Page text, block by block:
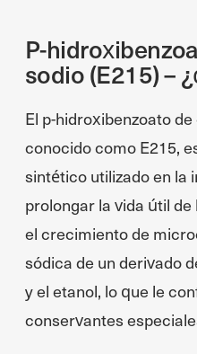
P-
sodio (E215) –
El p-hidroxibenzoato
conocido como E215,
sintético utilizado en la
prolongar la vida útil
el crecimiento de
sódica de un derivado
y el etanol, lo que le
conservantes